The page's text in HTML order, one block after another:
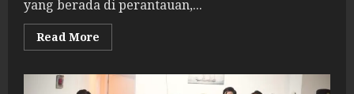
yang berada di perantauan,...
Read More
more
Mappabuka: